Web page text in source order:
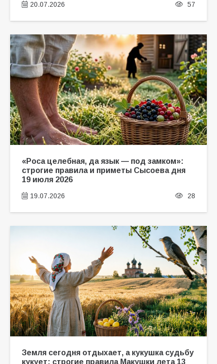
20.07.2026 57
«Роса целебная, да язык — под замком»:
строгие правила и приметы Сысоева дня
19 июля 2026
19.07.2026 28
Земля сегодня отдыхает, а кукушка судьбу
кукует: строгие правила Макушки лета 13